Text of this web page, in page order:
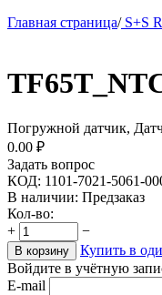
Главная страница/S+S
Погружной датчик,
0.00 ₽
Задать вопрос
КОД: 1101-7021-5061-
В наличии: Предзаказ
Кол-во:
+
−
В корзину
Купить в
Войдите в учётную
E-mail